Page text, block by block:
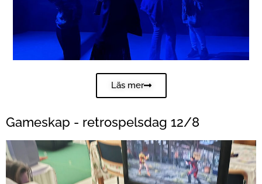
Läs mer
Gameskap - retrospelsdag 12/8